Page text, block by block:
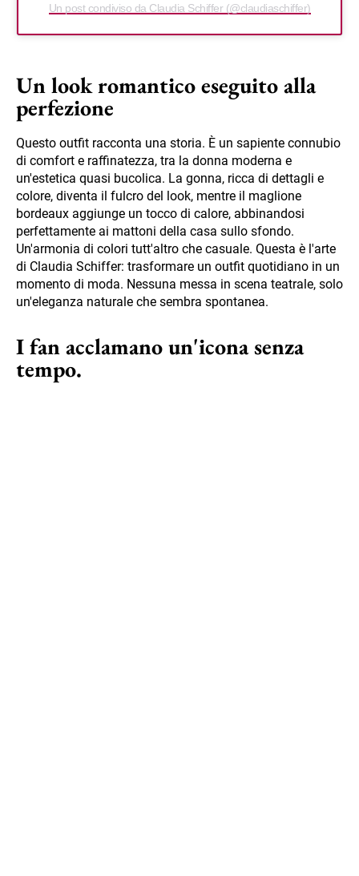
Un post condiviso da Claudia Schiffer (@claudiaschiffer)
Un look romantico eseguito alla
perfezione
Questo outfit racconta una storia. È un sapiente connubio
di comfort e raffinatezza, tra la donna moderna e
un'estetica quasi bucolica. La gonna, ricca di dettagli e
colore, diventa il fulcro del look, mentre il maglione
bordeaux aggiunge un tocco di calore, abbinandosi
perfettamente ai mattoni della casa sullo sfondo.
Un'armonia di colori tutt'altro che casuale. Questa è l'arte
di Claudia Schiffer: trasformare un outfit quotidiano in un
momento di moda. Nessuna messa in scena teatrale, solo
un'eleganza naturale che sembra spontanea.
I fan acclamano un'icona senza
tempo.